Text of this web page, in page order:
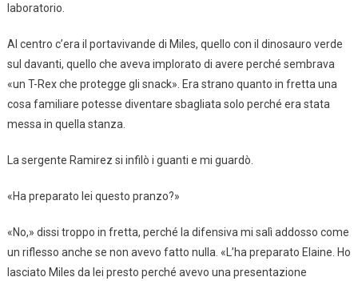
laboratorio.
Al centro c’era il portavivande di Miles, quello con il dinosauro verde
sul davanti, quello che aveva implorato di avere perché sembrava
«un T-Rex che protegge gli snack». Era strano quanto in fretta una
cosa familiare potesse diventare sbagliata solo perché era stata
messa in quella stanza.
La sergente Ramirez si infilò i guanti e mi guardò.
«Ha preparato lei questo pranzo?»
«No,» dissi troppo in fretta, perché la difensiva mi salì addosso come
un riflesso anche se non avevo fatto nulla. «L’ha preparato Elaine. Ho
lasciato Miles da lei presto perché avevo una presentazione